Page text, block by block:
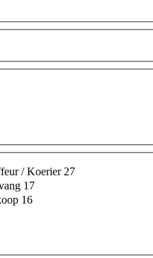
/ Koerier 27
17
16